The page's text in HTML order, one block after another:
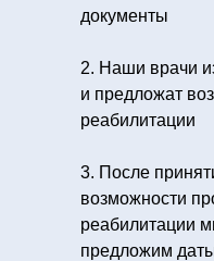
документы
2. Наши врачи
и предложат
реабилитации
3. После
возможности
реабилитации
предложим